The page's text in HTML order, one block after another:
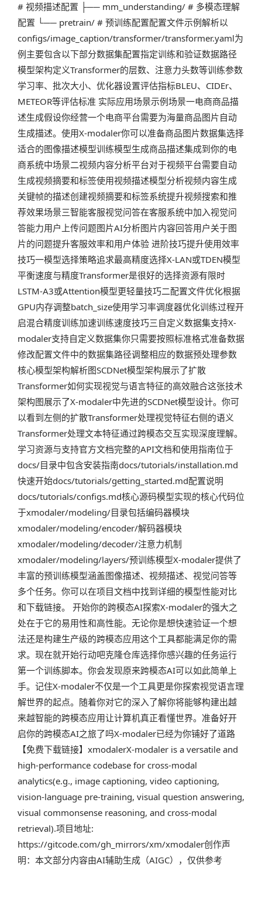
# 视频描述配置 ├── mm_understanding/ # 多模态理解
配置 └── pretrain/ # 预训练配置配置文件示例解析以
configs/image_caption/transformer/transformer.yaml为
例主要包含以下部分数据集配置指定训练和验证数据路径
模型架构定义Transformer的层数、注意力头数等训练参数
学习率、批次大小、优化器设置评估指标BLEU、CIDEr、
METEOR等评估标准 实际应用场景示例场景一电商商品描
述生成假设你经营一个电商平台需要为海量商品图片自动
生成描述。使用X-modaler你可以准备商品图片数据集选择
适合的图像描述模型训练模型生成商品描述集成到你的电
商系统中场景二视频内容分析平台对于视频平台需要自动
生成视频摘要和标签使用视频描述模型分析视频内容生成
关键帧的描述创建视频摘要和标签系统提升视频搜索和推
荐效果场景三智能客服视觉问答在客服系统中加入视觉问
答能力用户上传问题图片AI分析图片内容回答用户关于图
片的问题提升客服效率和用户体验 进阶技巧提升使用效率
技巧一模型选择策略追求最高精度选择X-LAN或TDEN模型
平衡速度与精度Transformer是很好的选择资源有限时
LSTM-A3或Attention模型更轻量技巧二配置文件优化根据
GPU内存调整batch_size使用学习率调度器优化训练过程开
启混合精度训练加速训练速度技巧三自定义数据集支持X-
modaler支持自定义数据集你只需要按照标准格式准备数据
修改配置文件中的数据集路径调整相应的数据预处理参数️
核心模型架构解析图SCDNet模型架构展示了扩散
Transformer如何实现视觉与语言特征的高效融合这张技术
架构图展示了X-modaler中先进的SCDNet模型设计。你可
以看到左侧的扩散Transformer处理视觉特征右侧的语义
Transformer处理文本特征通过跨模态交互实现深度理解。
学习资源与支持官方文档完整的API文档和使用指南位于
docs/目录中包含安装指南docs/tutorials/installation.md
快速开始docs/tutorials/getting_started.md配置说明
docs/tutorials/configs.md核心源码模型实现的核心代码位
于xmodaler/modeling/目录包括编码器模块
xmodaler/modeling/encoder/解码器模块
xmodaler/modeling/decoder/注意力机制
xmodaler/modeling/layers/预训练模型X-modaler提供了
丰富的预训练模型涵盖图像描述、视频描述、视觉问答等
多个任务。你可以在项目文档中找到详细的模型性能对比
和下载链接。 开始你的跨模态AI探索X-modaler的强大之
处在于它的易用性和高性能。无论你是想快速验证一个想
法还是构建生产级的跨模态应用这个工具都能满足你的需
求。现在就开始行动吧克隆仓库选择你感兴趣的任务运行
第一个训练脚本。你会发现原来跨模态AI可以如此简单上
手。记住X-modaler不仅是一个工具更是你探索视觉语言理
解世界的起点。随着你对它的深入了解你将能够构建出越
来越智能的跨模态应用让计算机真正看懂世界。准备好开
启你的跨模态AI之旅了吗X-modaler已经为你铺好了道路
【免费下载链接】xmodalerX-modaler is a versatile and
high-performance codebase for cross-modal
analytics(e.g., image captioning, video captioning,
vision-language pre-training, visual question answering,
visual commonsense reasoning, and cross-modal
retrieval).项目地址:
https://gitcode.com/gh_mirrors/xm/xmodaler创作声
明：本文部分内容由AI辅助生成（AIGC），仅供参考